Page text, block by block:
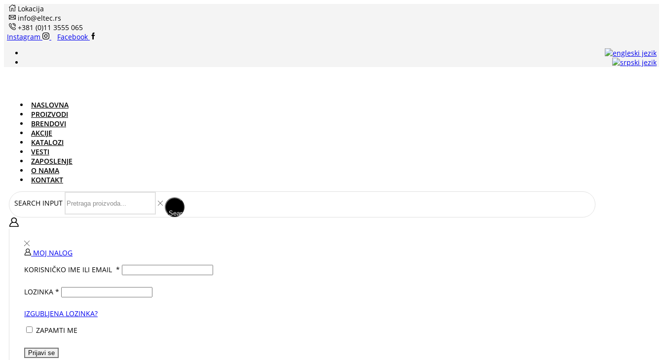
Lokacija
info@eltec.rs
+381 (0)11 3555 065
Instagram
Facebook
NASLOVNA
PROIZVODI
BRENDOVI
AKCIJE
KATALOZI
VESTI
ZAPOSLENJE
O NAMA
KONTAKT
SEARCH INPUT
Search
MOJ NALOG
KORISNIČKO IME ILI EMAIL *
LOZINKA *
IZGUBLJENA LOZINKA?
ZAPAMTI ME
Prijavi se